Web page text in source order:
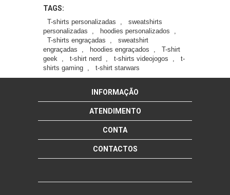
TAGS:
T-shirts personalizadas
sweatshirts
personalizadas
hoodies personalizados
T-shirts engraçadas
sweatshirt
engraçadas
hoodies engraçados
T-shirt
geek
t-shirt nerd t-shirts videojogos
t-
shirts gaming
t-shirt starwars
INFORMAÇÃO
ATENDIMENTO
CONTA
CONTACTOS